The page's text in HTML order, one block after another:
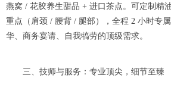
燕窝 / 花胶养生甜品 + 进口茶点。可定制精
重点（肩颈 / 腰背 / 腿部），全程 2 小时专
华、商务宴请、自我犒劳的顶级需求。
三、技师与服务：专业顶尖，细节至臻